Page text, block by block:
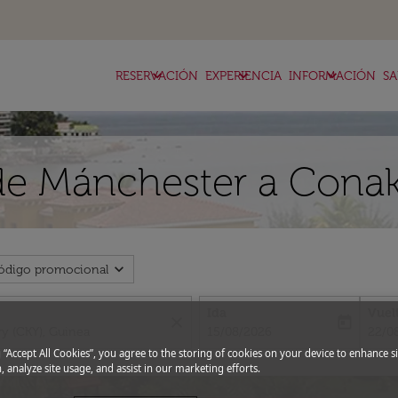
RESERVACIÓN
keyboard_arrow_down EXPERIENCIA
keyboard_arrow_down INFORMACIÓN
keyboard_arrow_down
Mánchester a
promocional expand_more
fc-
“Accept All Cookies”, you agree to the storing of cookies on your device to enhance
analyze site usage, and assist in our marketing efforts.